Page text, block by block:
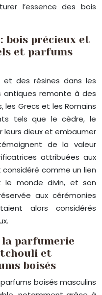
l’essence des bois
bois précieux et
et parfums
et des résines dans les
antiques remonte à des
les Grecs et les Romains
tels que le cèdre, le
leurs dieux et embaumer
de la valeur
attribuées aux
considéré comme un lien
monde divin, et son
aux cérémonies
alors considérés
la parfumerie
et
boisés
boisés masculins